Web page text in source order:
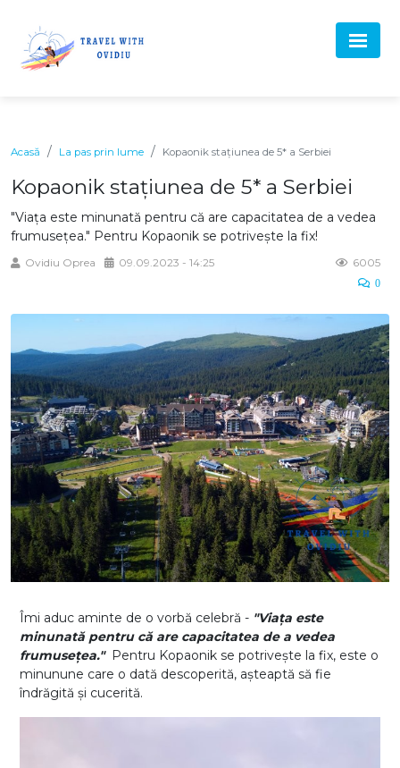
Acasă La pas prin lume Kopaonik stațiunea de 5* a Serbiei
Kopaonik stațiunea de 5* a Serbiei
"Viața este minunată pentru că are capacitatea de a vedea
frumusețea." Pentru Kopaonik se potrivește la fix!
Ovidiu Oprea 09.09.2023 - 14:25 6005
0
Îmi aduc aminte de o vorbă celebră - "Viața este
minunată pentru că are capacitatea de a vedea
frumusețea."Pentru Kopaonik se potrivește la fix, este o
minunune care o dată descoperită, așteaptă să fie
îndrăgită și cucerită.